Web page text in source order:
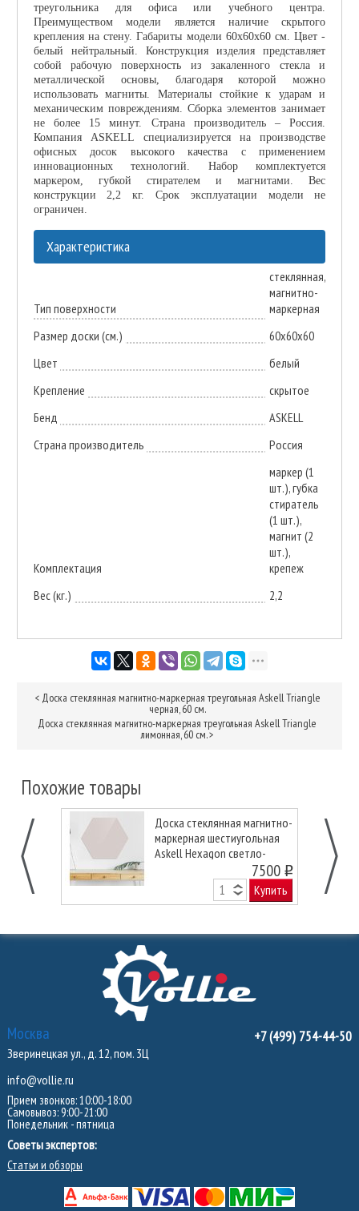
треугольника для офиса или учебного центра.
Преимуществом модели является наличие скрытого
крепления на стену. Габариты модели 60x60x60 см. Цвет -
белый нейтральный. Конструкция изделия представляет
собой рабочую поверхность из закаленного стекла и
металлической основы, благодаря которой можно
использовать магниты. Материалы стойкие к ударам и
механическим повреждениям. Сборка элементов занимает
не более 15 минут. Страна производитель – Россия.
Компания ASKELL специализируется на производстве
офисных досок высокого качества с применением
инновационных технологий. Набор комплектуется
маркером, губкой стирателем и магнитами. Вес
конструкции 2,2 кг. Срок эксплуатации модели не
ограничен.
Характеристика
Тип поверхности
стеклянная,
магнитно-
маркерная
Размер доски (см.)
60х60х60
Цвет
белый
Крепление
скрытое
Бенд
ASKELL
Страна производитель
Россия
Комплектация
маркер (1
шт.), губка
стиратель
(1 шт.),
магнит (2
шт.),
крепеж
Вес (кг.)
2,2
< Доска стеклянная магнитно-маркерная треугольная Askell Triangle
черная, 60 см.
Доска стеклянная магнитно-маркерная треугольная Askell Triangle
лимонная, 60 см.>
Похожие товары
Доска стеклянная магнитно-
маркерная шестиугольная
Askell Hexagon светло-
7500 o
Купить
Москва
Зверинецкая ул., д. 12, пом. 3Ц
info@vollie.ru
Прием звонков: 10:00-18:00
Самовывоз: 9:00-21:00
Понедельник - пятница
Советы экспертов:
Статьи и обзоры
+7 (499) 754-44-50